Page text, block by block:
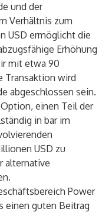
und der
Verhältnis zum
USD ermöglicht die
Erhöhung
mit etwa 90
Transaktion wird
abgeschlossen sein.
einen Teil der
in bar im
USD zu
alternative
Power
einen guten Beitrag